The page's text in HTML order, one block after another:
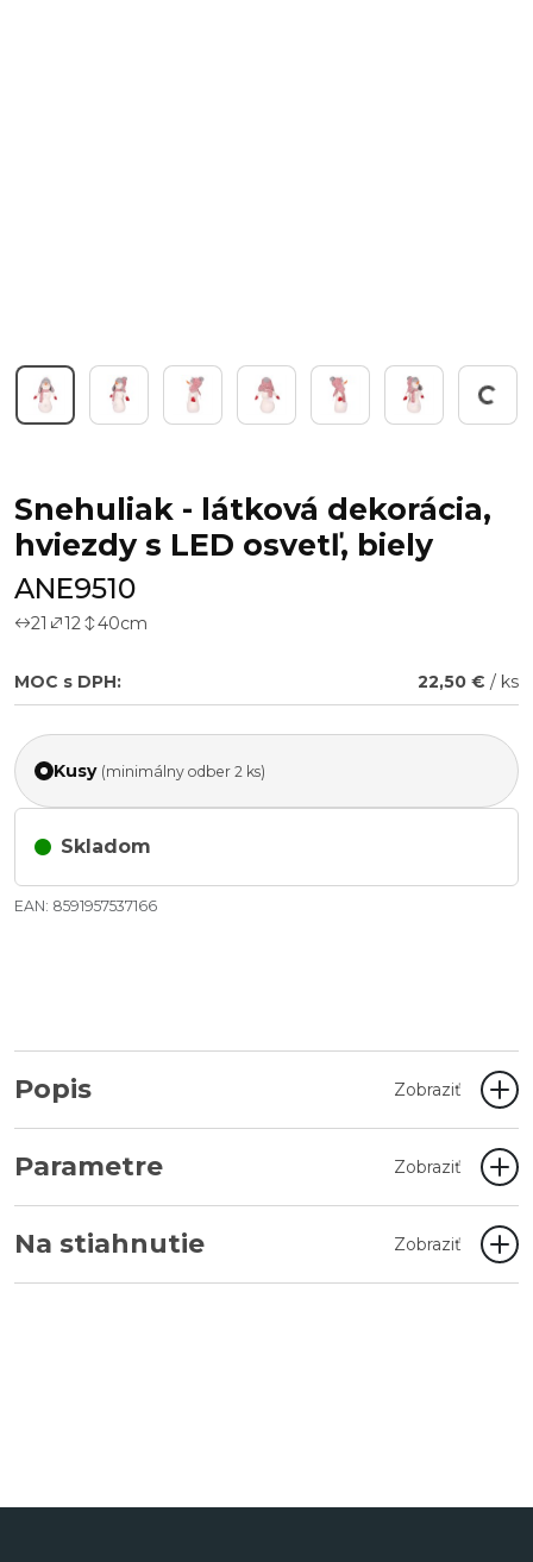
Working...
Snehuliak - látková dekorácia,
hviezdy s LED osvetľ, biely
ANE9510
21 12 40cm
MOC s DPH: 22,50 € / ks
Kusy (minimálny odber 2 ks)
Skladom
EAN: 8591957537166
Popis Zobraziť
Parametre Zobraziť
Na stiahnutie Zobraziť